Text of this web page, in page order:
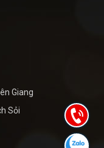
Giang
Sỏi